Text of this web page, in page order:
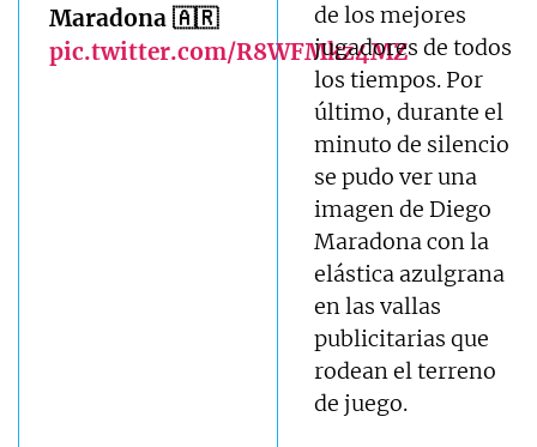
Maradona 🇦🇷
pic.twitter.com/R8WFMkz4MZ
de los mejores
jugadores de todos
los tiempos. Por
último, durante el
minuto de silencio
se pudo ver una
imagen de Diego
Maradona con la
elástica azulgrana
en las vallas
publicitarias que
rodean el terreno
de juego.